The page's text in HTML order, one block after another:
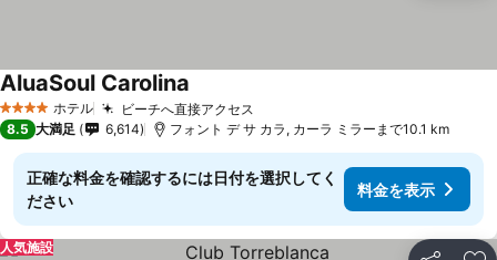
4 ホテルのランク
ホテル ビーチへ直接アクセス
AluaSoul Carolina
8.5 大満足 6,614 フォント デ サ カラ, カーラ ミラーまで10.1 km
正確な料金を確認するには日付を選択してく
ださい
料金を表示
人気施設